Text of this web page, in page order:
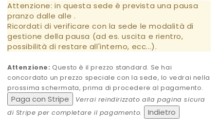
Attenzione: in questa sede è prevista una pausa
pranzo dalle alle .
Ricordati di verificare con la sede le modalità di
gestione della pausa (ad es. uscita e rientro,
possibilità di restare all'interno, ecc...).
Attenzione: Questo è il prezzo standard. Se hai
concordato un prezzo speciale con la sede, lo vedrai nella
prossima schermata, prima di procedere al pagamento.
Paga con Stripe
Verrai reindirizzato alla pagina sicura
di Stripe per completare il pagamento.
Indietro